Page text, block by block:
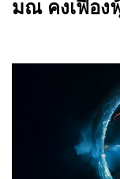
มณ คงเฟื่อง